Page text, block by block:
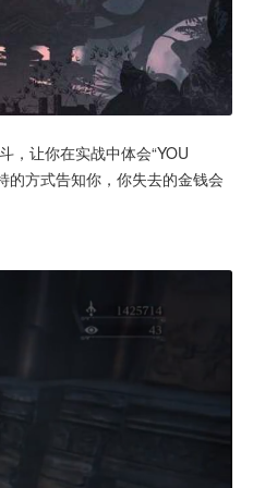
，让你在实战中体会“YOU
的方式告知你，你失去的金钱会